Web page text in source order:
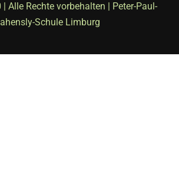
Alle Rechte vorbehalten | Peter-Paul-
Schule Limburg